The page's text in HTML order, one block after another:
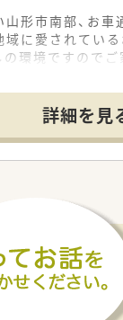
形市南部、お車
に愛されている
環境ですのでご
詳細を見